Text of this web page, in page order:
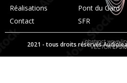
Réalisations
Contact
Pont du Gard
SFR
2021 - tous droits réservés